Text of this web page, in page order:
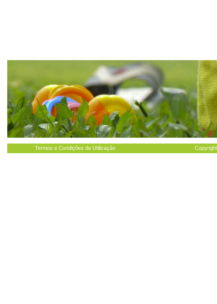
Termos e Condições de Utilização